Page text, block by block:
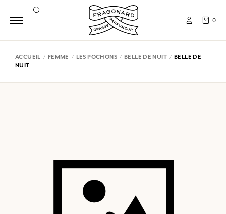
0
ACCUEIL FEMME LES POCHONS BELLE DE NUIT
BELLE DE
NUIT